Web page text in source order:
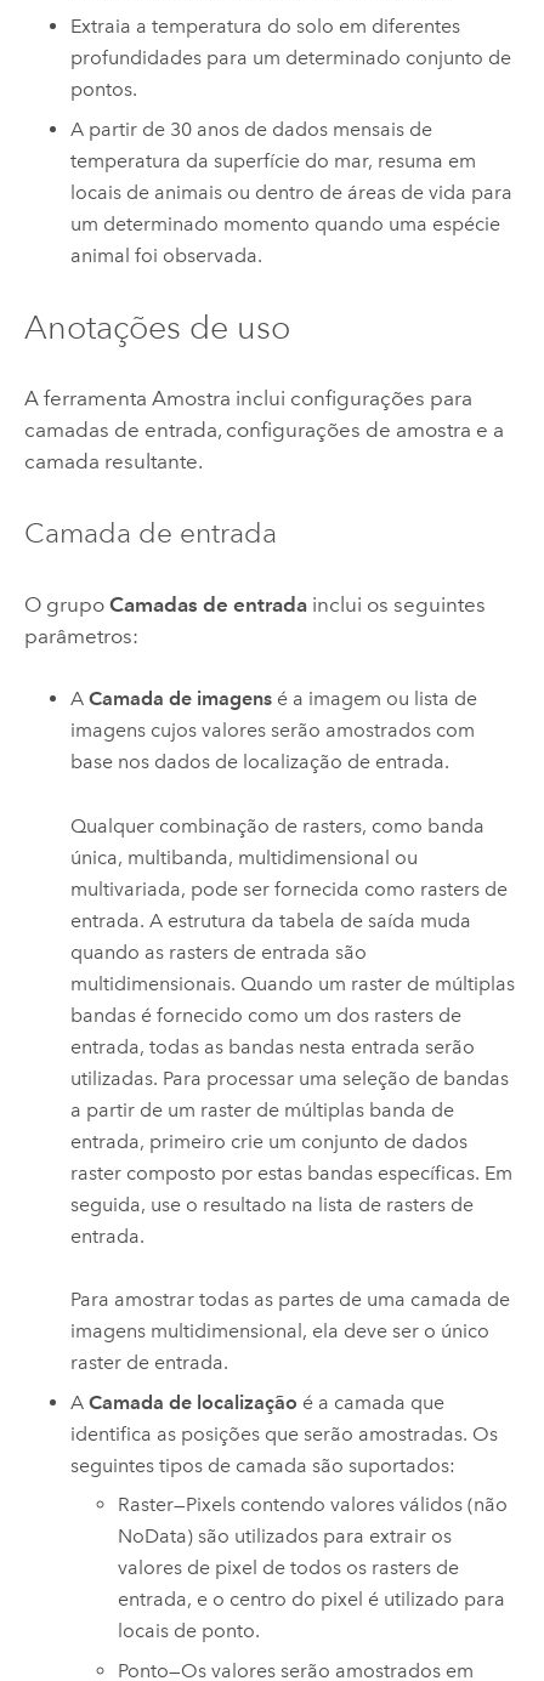
Extraia a temperatura do solo em diferentes
profundidades para um determinado conjunto de
pontos.
A partir de 30 anos de dados mensais de
temperatura da superfície do mar, resuma em
locais de animais ou dentro de áreas de vida para
um determinado momento quando uma espécie
animal foi observada.
Anotações de uso
A ferramenta Amostra inclui configurações para
camadas de entrada, configurações de amostra e a
camada resultante.
Camada de entrada
O grupo Camadas de entradainclui os seguintes
parâmetros:
ACamada de imagens é a imagem ou lista de
imagens cujos valores serão amostrados com
base nos dados de localização de entrada.
Qualquer combinação de rasters, como banda
única, multibanda, multidimensional ou
multivariada, pode ser fornecida como rasters de
entrada. A estrutura da tabela de saída muda
quando as rasters de entrada são
multidimensionais. Quando um raster de múltiplas
bandas é fornecido como um dos rasters de
entrada, todas as bandas nesta entrada serão
utilizadas. Para processar uma seleção de bandas
a partir de um raster de múltiplas banda de
entrada, primeiro crie um conjunto de dados
raster composto por estas bandas específicas. Em
seguida, use o resultado na lista de rasters de
entrada.
Para amostrar todas as partes de uma camada de
imagens multidimensional, ela deve ser o único
raster de entrada.
ACamada de localização é a camada que
identifica as posições que serão amostradas. Os
seguintes tipos de camada são suportados:
Raster—Pixels contendo valores válidos (não
NoData) são utilizados para extrair os
valores de pixel de todos os rasters de
entrada, e o centro do pixel é utilizado para
locais de ponto.
Ponto—Os valores serão amostrados em